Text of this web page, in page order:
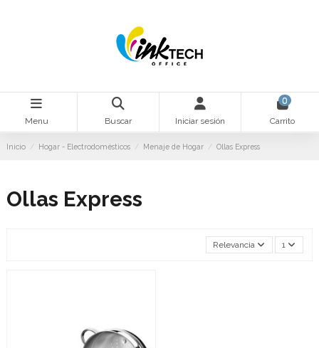
Menu Buscar Iniciar sesión
0
Carrito
Inicio Hogar - Electrodomésticos Menaje de Hogar Ollas Express
Ollas Express
Relevancia 1